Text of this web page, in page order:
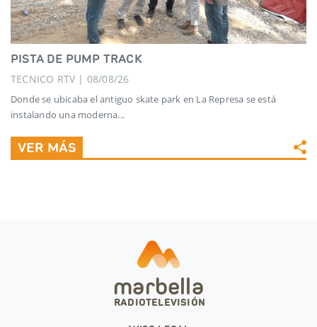
PISTA DE PUMP TRACK
TECNICO RTV | 08/08/26
Donde se ubicaba el antiguo skate park en La Represa se está
instalando una moderna...
VER MÁS
marbella
RADIOTELEVISIÓN